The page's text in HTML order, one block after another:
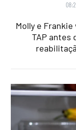
Molly e
TAP antes